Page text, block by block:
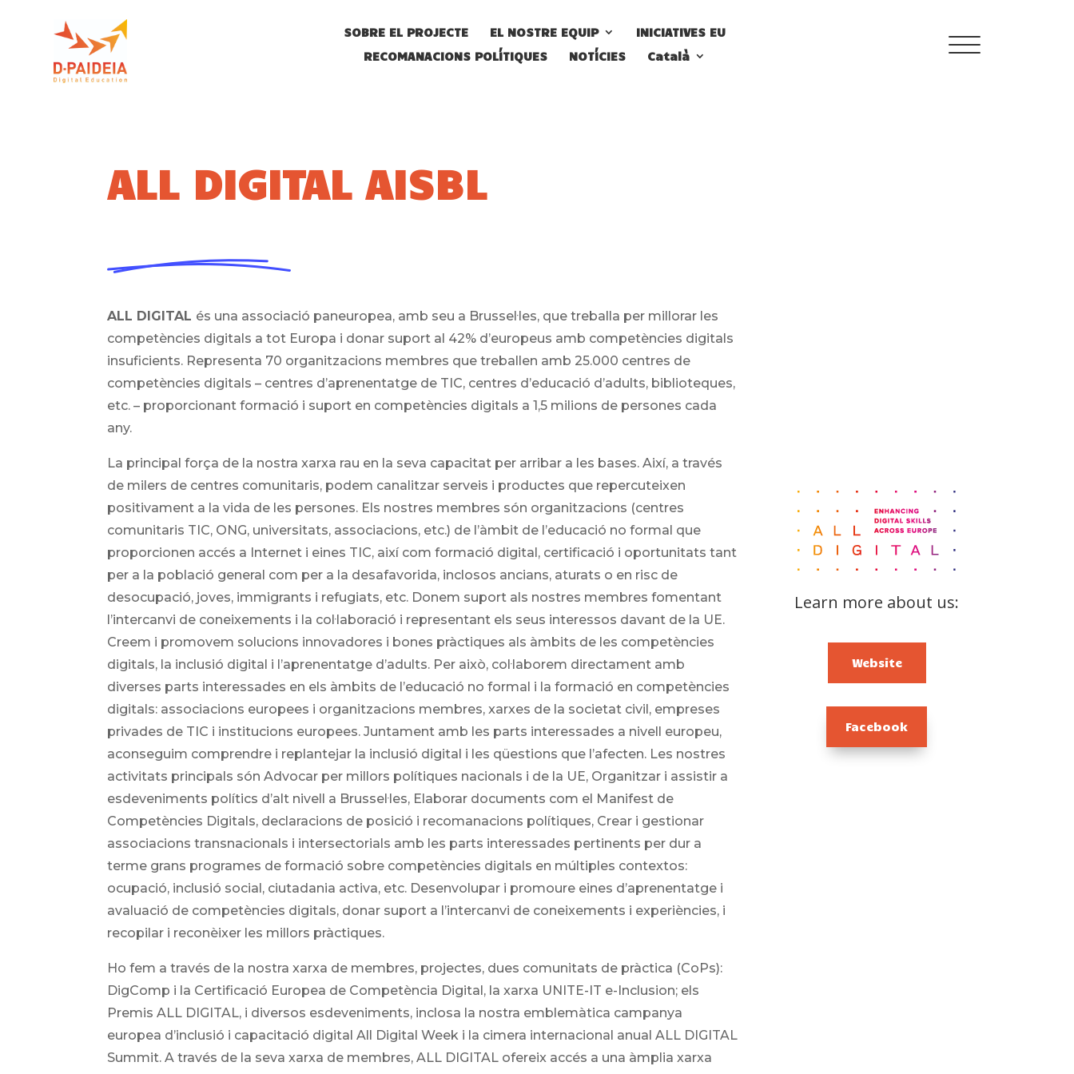
SOBRE EL PROJECTE EL NOSTRE EQUIP
INICIATIVES EU
RECOMANACIONS POLÍTIQUES
NOTÍCIES Català
ALL DIGITAL AISBL
ALL DIGITAL és una associació paneuropea, amb seu a Brussel·les, que treballa per millorar les
competències digitals a tot Europa i donar suport al 42% d’europeus amb competències digitals
insuficients. Representa 70 organitzacions membres que treballen amb 25.000 centres de
competències digitals – centres d’aprenentatge de TIC, centres d’educació d’adults, biblioteques,
etc. – proporcionant formació i suport en competències digitals a 1,5 milions de persones cada
any.
La principal força de la nostra xarxa rau en la seva capacitat per arribar a les bases. Així, a través
de milers de centres comunitaris, podem canalitzar serveis i productes que repercuteixen
positivament a la vida de les persones. Els nostres membres són organitzacions (centres
comunitaris TIC, ONG, universitats, associacions, etc.) de l’àmbit de l’educació no formal que
proporcionen accés a Internet i eines TIC, així com formació digital, certificació i oportunitats tant
per a la població general com per a la desafavorida, inclosos ancians, aturats o en risc de
desocupació, joves, immigrants i refugiats, etc. Donem suport als nostres membres fomentant
l’intercanvi de coneixements i la col·laboració i representant els seus interessos davant de la UE.
Creem i promovem solucions innovadores i bones pràctiques als àmbits de les competències
digitals, la inclusió digital i l’aprenentatge d’adults. Per això, col·laborem directament amb
diverses parts interessades en els àmbits de l’educació no formal i la formació en competències
digitals: associacions europees i organitzacions membres, xarxes de la societat civil, empreses
privades de TIC i institucions europees. Juntament amb les parts interessades a nivell europeu,
aconseguim comprendre i replantejar la inclusió digital i les qüestions que l’afecten. Les nostres
activitats principals són Advocar per millors polítiques nacionals i de la UE, Organitzar i assistir a
esdeveniments polítics d’alt nivell a Brussel·les, Elaborar documents com el Manifest de
Competències Digitals, declaracions de posició i recomanacions polítiques, Crear i gestionar
associacions transnacionals i intersectorials amb les parts interessades pertinents per dur a
terme grans programes de formació sobre competències digitals en múltiples contextos:
ocupació, inclusió social, ciutadania activa, etc. Desenvolupar i promoure eines d’aprenentatge i
avaluació de competències digitals, donar suport a l’intercanvi de coneixements i experiències, i
recopilar i reconèixer les millors pràctiques.
Ho fem a través de la nostra xarxa de membres, projectes, dues comunitats de pràctica (CoPs):
DigComp i la Certificació Europea de Competència Digital, la xarxa UNITE-IT e-Inclusion; els
Premis ALL DIGITAL, i diversos esdeveniments, inclosa la nostra emblemàtica campanya
europea d’inclusió i capacitació digital All Digital Week i la cimera internacional anual ALL DIGITAL
Summit. A través de la seva xarxa de membres, ALL DIGITAL ofereix accés a una àmplia xarxa
Learn more about us:
Website
Facebook